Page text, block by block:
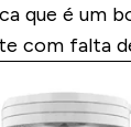
que é um
com falta